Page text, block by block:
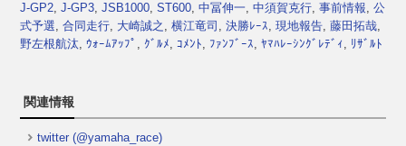
J-GP2,J-GP3,JSB1000,ST600,中冨伸一,中須賀克行,事前情報,公
式予選,合同走行, 大崎誠之 ,横江竜司 ,決勝ﾚｰｽ,現地報告,藤田拓哉,
野左根航汰,ｳｫｰﾑｱｯﾌﾟ , ｸﾞﾙﾒ,ｺﾒﾝﾄ, ﾌｧﾝﾌﾞｰｽ,ﾔﾏﾊﾚｰｼﾝｸﾞﾚﾃﾞｨ , ﾘｻﾞﾙﾄ
関連情報
twitter (@yamaha_race)